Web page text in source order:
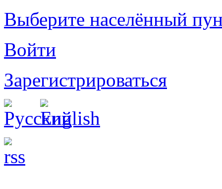
Выберите населённый
Войти
Зарегистрироваться